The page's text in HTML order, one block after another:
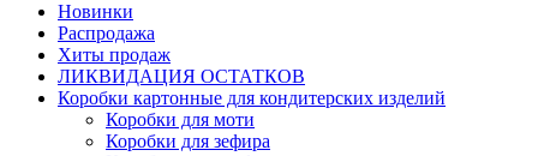
Новинки
Распродажа
Хиты продаж
ЛИКВИДАЦИЯ ОСТАТКОВ
Коробки картонные для кондитерских изделий
Коробки для моти
Коробки для зефира